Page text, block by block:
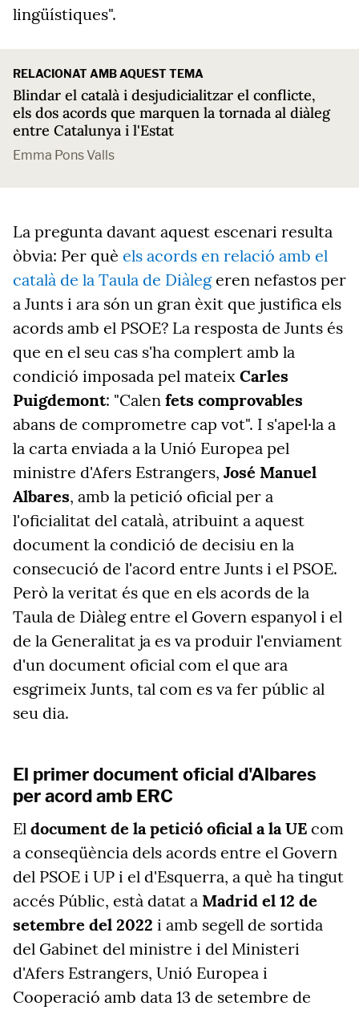
lingüístiques".
RELACIONAT AMB AQUEST TEMA
Blindar el català i desjudicialitzar el conflicte,
els dos acords que marquen la tornada al diàleg
entre Catalunya i l'Estat
Emma Pons Valls
La pregunta davant aquest escenari resulta
òbvia: Per què els acords en relació amb el
català de la Taula de Diàlegeren nefastos per
a Junts i ara són un gran èxit que justifica els
acords amb el PSOE? La resposta de Junts és
que en el seu cas s'ha complert amb la
condició imposada pel mateix Carles
Puigdemont: "Calen fets comprovables
abans de comprometre cap vot". I s'apel·la a
la carta enviada a la Unió Europea pel
ministre d'Afers Estrangers, José Manuel
Albares, amb la petició oficial per a
l'oficialitat del català, atribuint a aquest
document la condició de decisiu en la
consecució de l'acord entre Junts i el PSOE.
Però la veritat és que en els acords de la
Taula de Diàleg entre el Govern espanyol i el
de la Generalitat ja es va produir l'enviament
d'un document oficial com el que ara
esgrimeix Junts, tal com es va fer públic al
seu dia.
El primer document oficial d'Albares
per acord amb ERC
El document de la petició oficial a la UE com
a conseqüència dels acords entre el Govern
del PSOE i UP i el d'Esquerra, a què ha tingut
accés Públic, està datat a Madrid el 12 de
setembre del 2022 i amb segell de sortida
del Gabinet del ministre i del Ministeri
d'Afers Estrangers, Unió Europea i
Cooperació amb data 13 de setembre de